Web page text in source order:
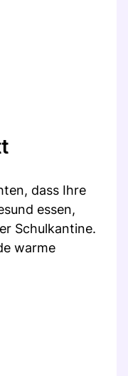
dass Ihre
essen,
Schulkantine.
warme